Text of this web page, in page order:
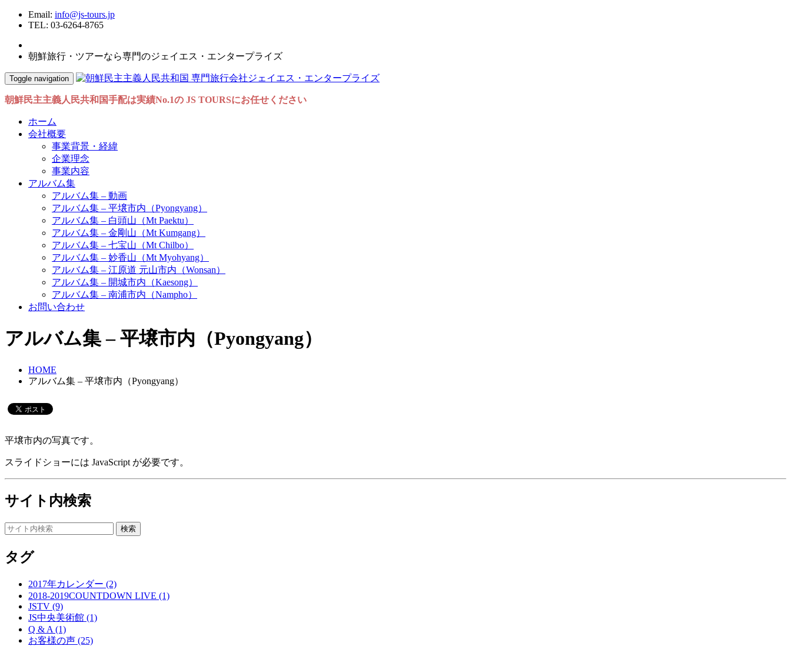
Email: info@js-tours.jp
TEL: 03-6264-8765
朝鮮旅行・ツアーなら専門のジェイエス・エンタープライズ
Toggle navigation
朝鮮民主主義人民共和国手配は実績No.1の JS TOURSにお任せください
ホーム
会社概要
事業背景・経緯
企業理念
事業内容
アルバム集
アルバム集 – 動画
アルバム集 – 平壌市内（Pyongyang）
アルバム集 – 白頭山（Mt Paektu）
アルバム集 – 金剛山（Mt Kumgang）
アルバム集 – 七宝山（Mt Chilbo）
アルバム集 – 妙香山（Mt Myohyang）
アルバム集 – 江原道 元山市内（Wonsan）
アルバム集 – 開城市内（Kaesong）
アルバム集 – 南浦市内（Nampho）
お問い合わせ
アルバム集 – 平壌市内（Pyongyang）
HOME
アルバム集 – 平壌市内（Pyongyang）
平壌市内の写真です。
スライドショーには JavaScript が必要です。
サイト内検索
タグ
2017年カレンダー (2)
2018-2019COUNTDOWN LIVE (1)
JSTV (9)
JS中央美術館 (1)
Q & A (1)
お客様の声 (25)